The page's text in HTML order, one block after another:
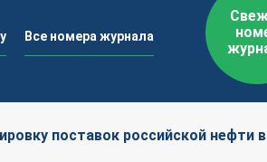
Все номера журнала
поставок российской нефти